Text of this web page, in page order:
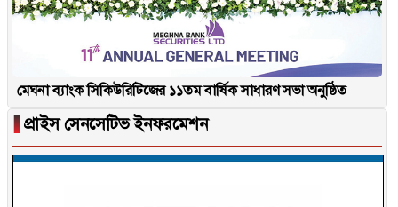
মেঘনা ব্যাংক সিকিউরিটিজের ১১তম বার্ষিক সাধারণ সভা অনুষ্ঠিত
▐ প্রাইস সেনসেটিভ ইনফরমেশন